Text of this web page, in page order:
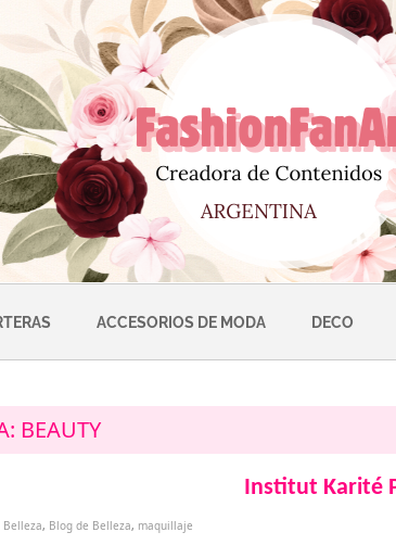
ACCESORIOS DE MODA DECO
BEAUTY
Institut Karité
Belleza, Blog de Belleza, maquillaje